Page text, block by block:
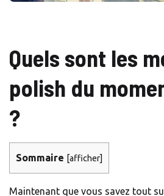
Quels sont les
polish du
?
Sommaire [afficher]
Maintenant que vous savez tout